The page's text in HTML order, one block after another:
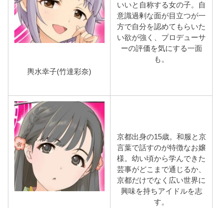
輿水幸子(竹達彩奈)
いいと自称する女の子。自
意識過剰な面が目立つが一
方で自分を認めてもらいた
い欲が強く、プロデューサ
ーの評価を気にする一面
も。
京都出身の15歳。和服と京
言葉で話すのが特徴なお嬢
様。幼い頃から学んできた
芸事がどこまで通じるか、
京都だけでなく広い世界に
興味を持ちアイドルを志
す。